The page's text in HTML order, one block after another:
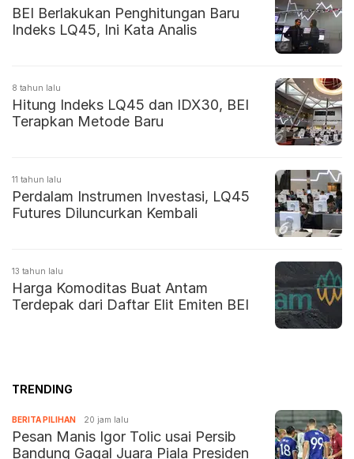
BEI Berlakukan Penghitungan Baru
Indeks LQ45, Ini Kata Analis
8 tahun lalu
Hitung Indeks LQ45 dan IDX30, BEI
Terapkan Metode Baru
11 tahun lalu
Perdalam Instrumen Investasi, LQ45
Futures Diluncurkan Kembali
13 tahun lalu
Harga Komoditas Buat Antam
Terdepak dari Daftar Elit Emiten BEI
TRENDING
BERITA PILIHAN 20 jam lalu
Pesan Manis Igor Tolic usai Persib
Bandung Gagal Juara Piala Presiden